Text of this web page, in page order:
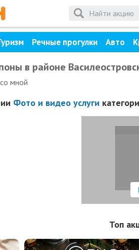
Речные прогулки Авто
в районе
со мной
Фото и видео услуги
Топ